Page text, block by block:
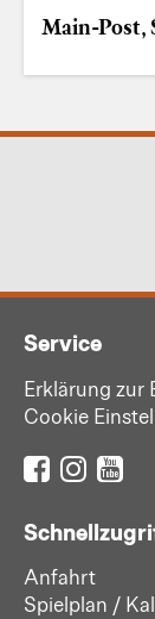
Main-Post,
Service
Erklärung zur
Cookie
Anfahrt
Spielplan /